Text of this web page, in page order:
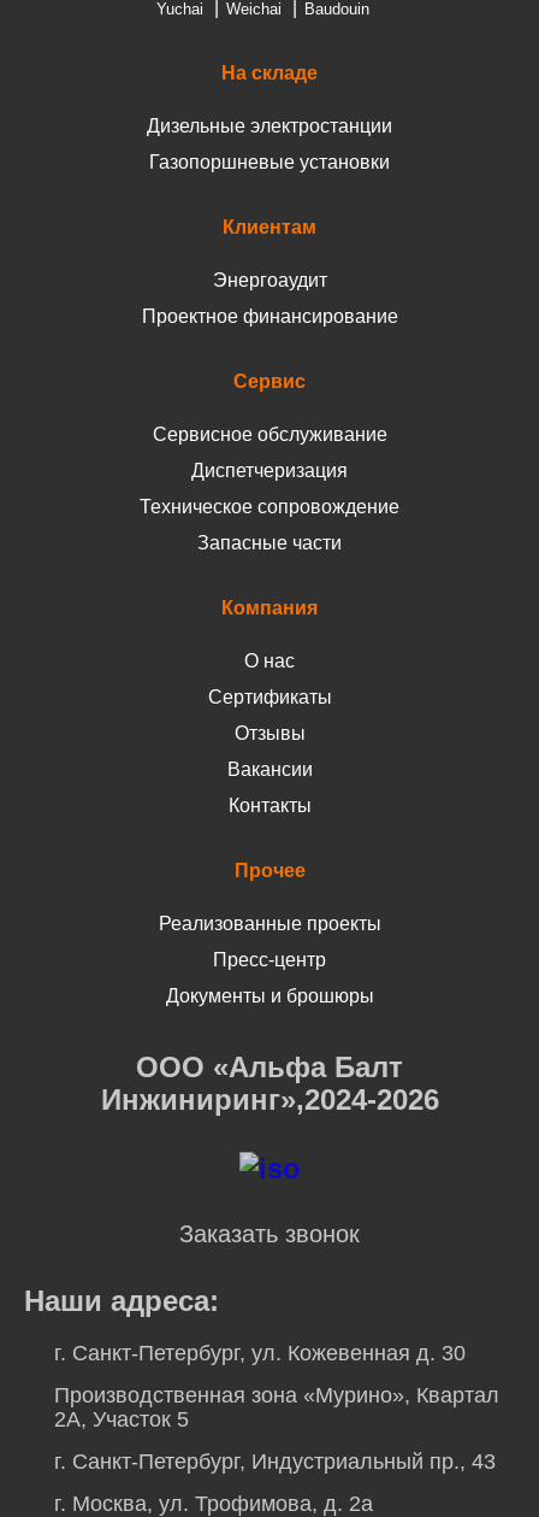
Yuchai
Weichai Baudouin
На складе
Дизельные электростанции
Газопоршневые установки
Клиентам
Энергоаудит
Проектное финансирование
Сервис
Сервисное обслуживание
Диспетчеризация
Техническое сопровождение
Запасные части
Компания
О нас
Сертификаты
Отзывы
Вакансии
Контакты
Прочее
Реализованные проекты
Пресс-центр
Документы и брошюры
ООО «Альфа Балт
Инжиниринг»,2024-2026
Заказать звонок
Наши адреса:
г. Санкт-Петербург, ул. Кожевенная д. 30
Производственная зона «Мурино», Квартал
2А, Участок 5
г. Санкт-Петербург, Индустриальный пр., 43
г. Москва, ул. Трофимова, д. 2а